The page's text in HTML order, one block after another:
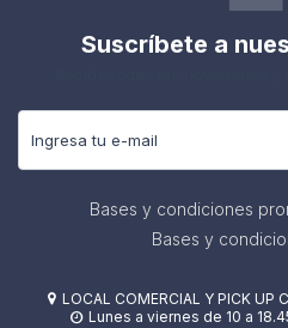
Suscríbete a
Bases y condiciones
Bases y
 LOCAL COMERCIAL Y PICK UP
 Lunes a viernes de 10 a